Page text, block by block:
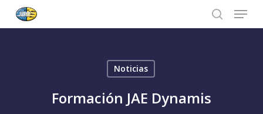
search
Menu
Noticias
Formación JAE Dynamis